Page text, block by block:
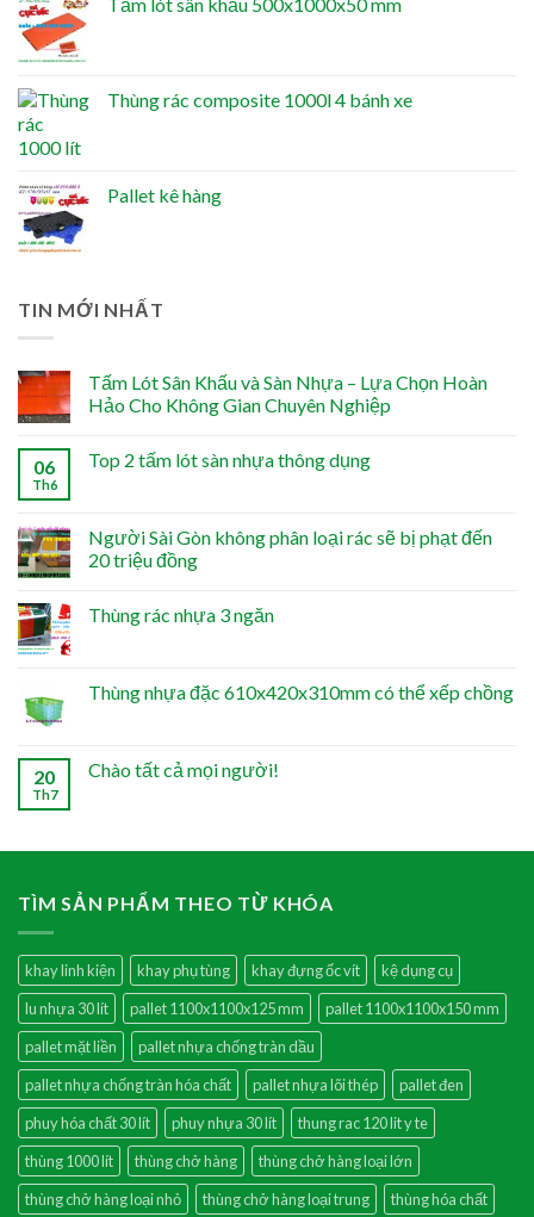
Thùng rác composite 1000l 4 bánh xe
Pallet kê hàng
TIN MỚI NHẤT
Tấm Lót Sân Khấu và Sàn Nhựa – Lựa Chọn Hoàn
Hảo Cho Không Gian Chuyên Nghiệp
06
Th6
Top 2 tấm lót sàn nhựa thông dụng
Người Sài Gòn không phân loại rác sẽ bị phạt đến
20 triệu đồng
Thùng rác nhựa 3 ngăn
Thùng nhựa đặc 610x420x310mm có thể xếp chồng
20
Th7
Chào tất cả mọi người!
TÌM SẢN PHẨM THEO TỪ KHÓA
khay linh kiện khay phụ tùng khay đựng ốc vít
kệ dụng cụ
lu nhựa 30 lít
pallet 1100x1100x125 mm
pallet 1100x1100x150 mm
pallet mặt liền
pallet nhựa chống tràn dầu
pallet nhựa chống tràn hóa chất
pallet nhựa lõi thép
pallet đen
phuy hóa chất 30 lít
phuy nhựa 30 lít
thung rac 120 lit y te
thùng 1000 lít
thùng chở hàng
thùng chở hàng loại lớn
thùng chở hàng loại nhỏ
thùng chở hàng loại trung
thùng hóa chất